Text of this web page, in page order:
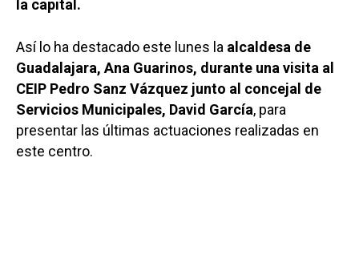
la capital.
Así lo ha destacado este lunes la alcaldesa de
Guadalajara, Ana Guarinos, durante una visita al
CEIP Pedro Sanz Vázquez junto al concejal de
Servicios Municipales, David García, para
presentar las últimas actuaciones realizadas en
este centro.